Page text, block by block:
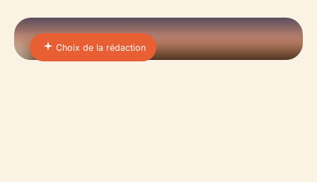
Choix de la rédaction